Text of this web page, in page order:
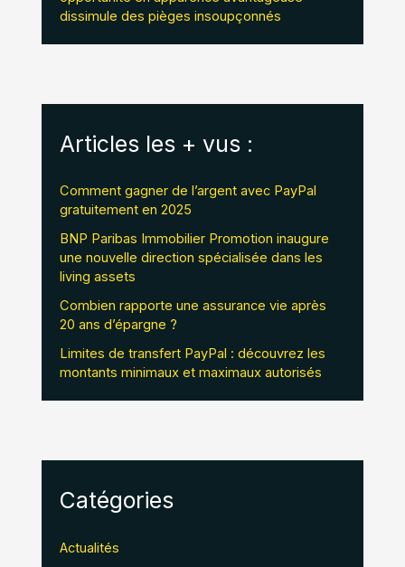
dissimule des pièges insoupçonnés
Articles les + vus :
Comment gagner de l’argent avec PayPal
gratuitement en 2025
BNP Paribas Immobilier Promotion inaugure
une nouvelle direction spécialisée dans les
living assets
Combien rapporte une assurance vie après
20 ans d’épargne ?
Limites de transfert PayPal : découvrez les
montants minimaux et maximaux autorisés
Catégories
Actualités